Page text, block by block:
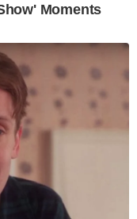
Moments